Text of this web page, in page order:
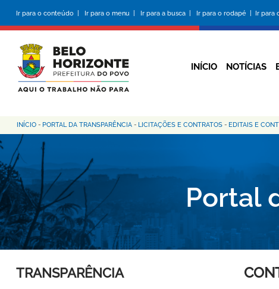
conteúdo
principal
Ir para o conteúdo | Ir para o menu | Ir para a busca | Ir para o rodapé | Ir para
INÍCIO NOTÍCIAS
Trilha
de
navegação
INÍCIO - PORTAL DA TRANSPARÊNCIA - LICITAÇÕES E CONTRATOS - EDITAIS E
Portal
TRANSPARÊNCIA